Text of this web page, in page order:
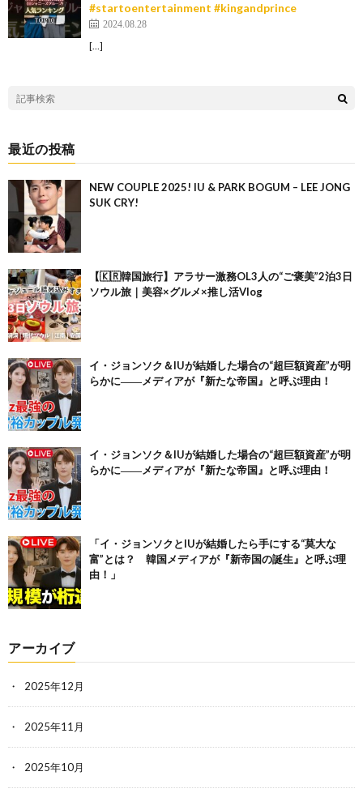
#startoentertainment #kingandprince
2024.08.28
[…]
最近の投稿
NEW COUPLE 2025! IU & PARK BOGUM – LEE JONG
SUK CRY!
【🇰🇷韓国旅行】アラサー激務OL3人の“ご褒美”2泊3日
ソウル旅｜美容×グルメ×推し活Vlog
イ・ジョンソク＆IUが結婚した場合の“超巨額資産”が明
らかに――メディアが『新たな帝国』と呼ぶ理由！
イ・ジョンソク＆IUが結婚した場合の“超巨額資産”が明
らかに――メディアが『新たな帝国』と呼ぶ理由！
「イ・ジョンソクとIUが結婚したら手にする“莫大な
富”とは？ 韓国メディアが『新帝国の誕生』と呼ぶ理
由！」
アーカイブ
2025年12月
2025年11月
2025年10月